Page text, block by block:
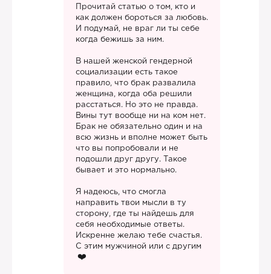
Прочитай статью о том, кто и
как должен бороться за любовь.
И подумай, не враг ли ты себе
когда бежишь за ним.
В нашей женской гендерной
социализации есть такое
правило, что брак развалила
женщина, когда оба решили
расстаться. Но это не правда.
Вины тут вообще ни на ком нет.
Брак не обязательно один и на
всю жизнь и вполне может быть
что вы попробовали и не
подошли друг другу. Такое
бывает и это нормально.
Я надеюсь, что смогла
направить твои мысли в ту
сторону, где ты найдешь для
себя необходимые ответы.
Искренне желаю тебе счастья.
С этим мужчиной или с другим